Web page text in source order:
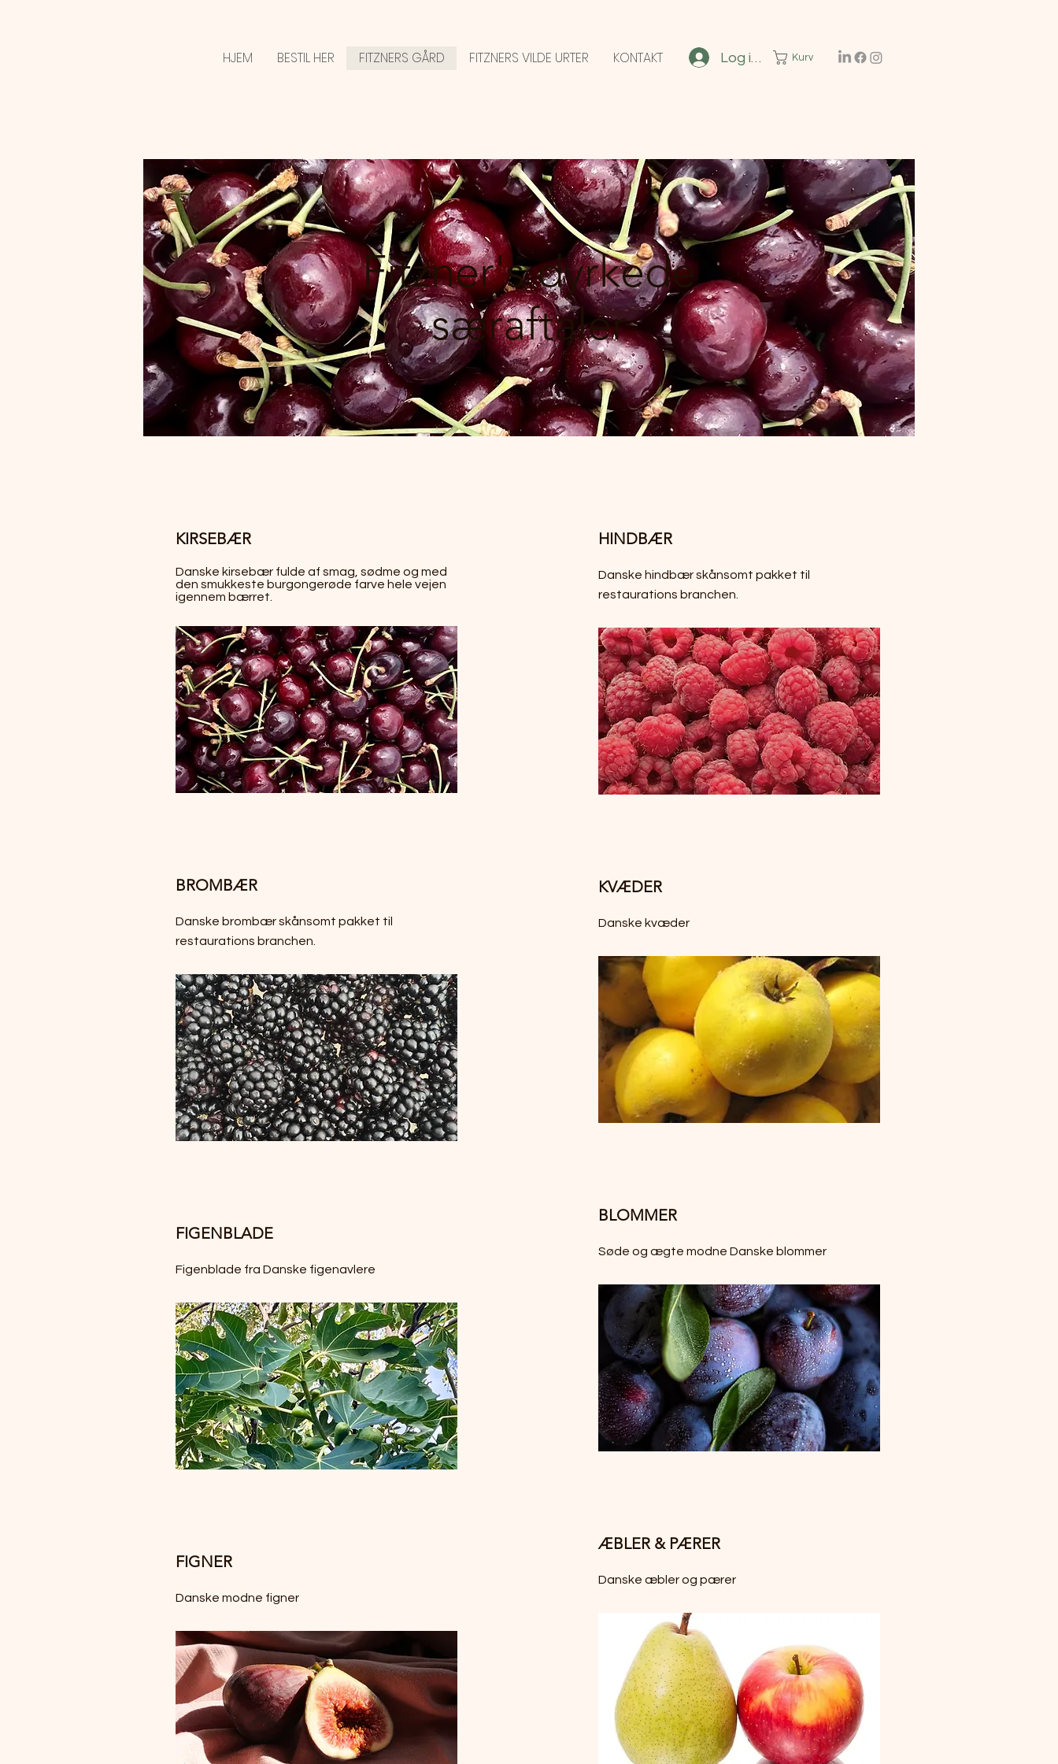
HJEM BESTIL HER FITZNERS GÅRD FITZNERS VILDE URTER KONTAKT Log ind Kurv
Fitzner's dyrkede
særaftaler
KIRSEBÆR
Danske kirsebær fulde af smag, sødme og med
den smukkeste burgongerøde farve hele vejen
igennem bærret.
BROMBÆR
Danske brombær skånsomt pakket til
restaurations branchen.
FIGENBLADE
Figenblade fra Danske figenavlere
FIGNER
Danske modne figner
HINDBÆR
Danske hindbær skånsomt pakket til
restaurations branchen.
KVÆDER
Danske kvæder
BLOMMER
Søde og ægte modne Danske blommer
ÆBLER & PÆRER
Danske æbler og pærer